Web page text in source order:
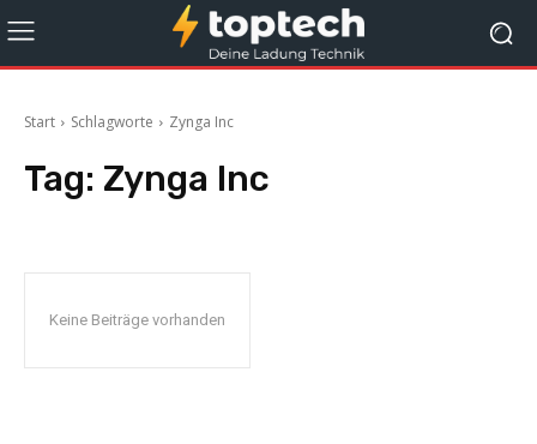
Start Schlagworte Zynga Inc
Tag: Zynga Inc
Keine Beiträge vorhanden